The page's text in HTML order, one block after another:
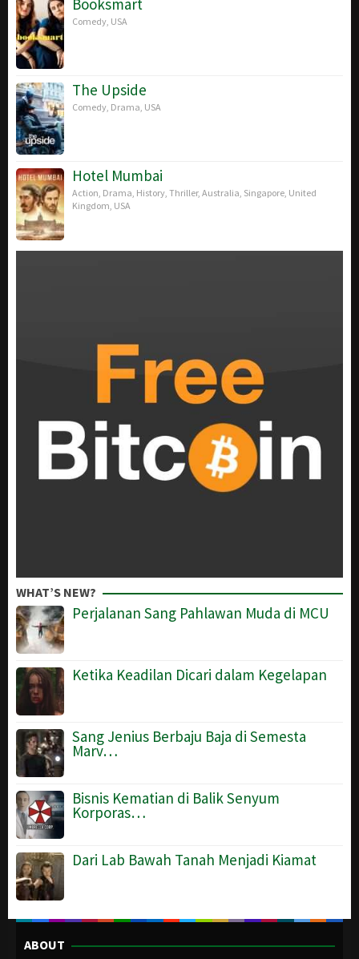
Booksmart
Comedy USA
The Upside
Comedy Drama USA
Hotel Mumbai
Action Drama History Thriller, Australia Singapore United
Kingdom USA
WHAT’S NEW?
Perjalanan Sang Pahlawan Muda di MCU
Ketika Keadilan Dicari dalam Kegelapan
Sang Jenius Berbaju Baja di Semesta
Marv…
Bisnis Kematian di Balik Senyum
Korporas…
Dari Lab Bawah Tanah Menjadi Kiamat
ABOUT